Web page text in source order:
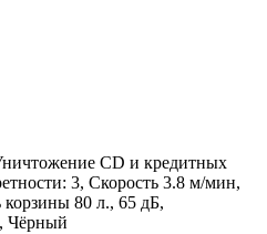
CD и кредитных
3, Скорость 3.8 м/мин,
80 л., 65 дБ,
Чёрный